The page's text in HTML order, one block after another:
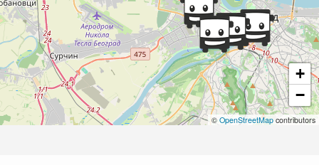
+
−
© OpenStreetMap contributors